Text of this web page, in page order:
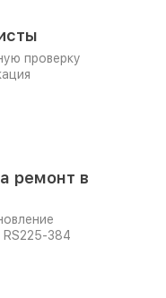
проверку
ремонт в
RS225-384